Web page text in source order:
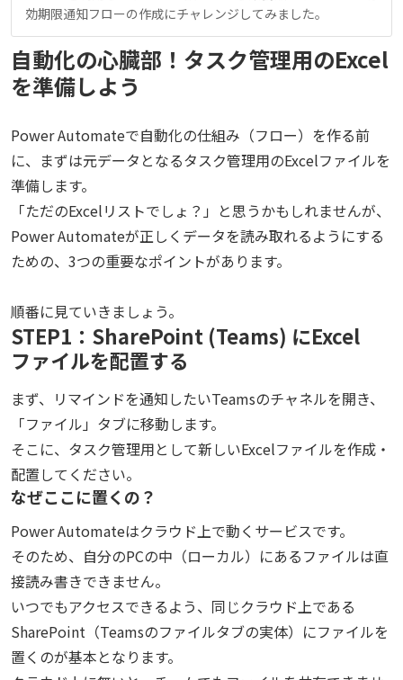
効期限通知フローの作成にチャレンジしてみました。
自動化の心臓部！タスク管理用のExcel
を準備しよう
Power Automateで自動化の仕組み（フロー）を作る前
に、まずは元データとなるタスク管理用のExcelファイルを
準備します。
「ただのExcelリストでしょ？」と思うかもしれませんが、
Power Automateが正しくデータを読み取れるようにする
ための、3つの重要なポイントがあります。
順番に見ていきましょう。
STEP1：SharePoint (Teams) にExcel
ファイルを配置する
まず、リマインドを通知したいTeamsのチャネルを開き、
「ファイル」タブに移動します。
そこに、タスク管理用として新しいExcelファイルを作成・
配置してください。
なぜここに置くの？
Power Automateはクラウド上で動くサービスです。
そのため、自分のPCの中（ローカル）にあるファイルは直
接読み書きできません。
いつでもアクセスできるよう、同じクラウド上である
SharePoint（Teamsのファイルタブの実体）にファイルを
置くのが基本となります。